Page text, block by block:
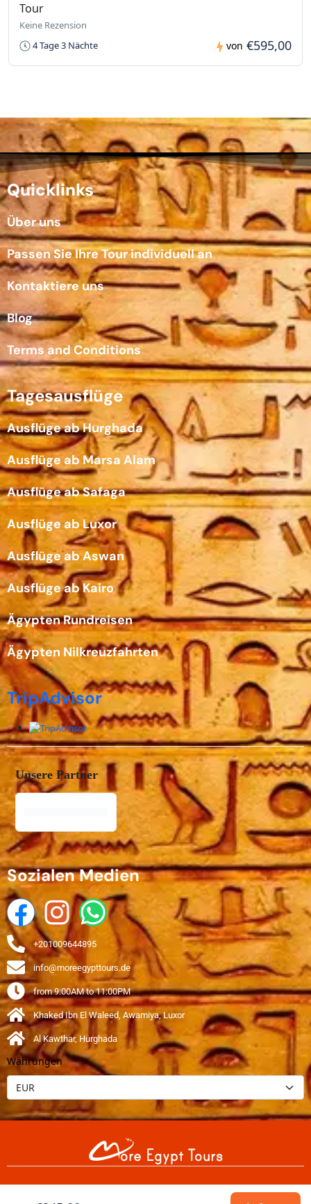
Tour
Keine Rezension
4 Tage 3 Nächte
von €595,00
Quicklinks
Über uns
Passen Sie Ihre Tour individuell an
Kontaktiere uns
Blog
Terms and Conditions
Tagesausflüge
Ausflüge ab Hurghada
Ausflüge ab Marsa Alam
Ausflüge ab Safaga
Ausflüge ab Luxor
Ausflüge ab Aswan
Ausflüge ab Kairo
Ägypten Rundreisen
Ägypten Nilkreuzfahrten
TripAdvisor
Unsere Partner
Sozialen Medien
+201009644895
info@moreegypttours.de
from 9:00AM to 11:00PM
Khaked Ibn El Waleed, Awamiya, Luxor
Al Kawthar, Hurghada
Währungen
Urheberrechte 2026 © More Egypt Tours,